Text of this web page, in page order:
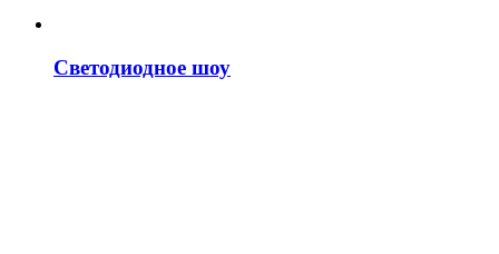
Светодиодное шоу